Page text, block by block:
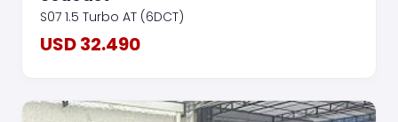
S07 1.5 Turbo AT (6DCT)
USD 32.490